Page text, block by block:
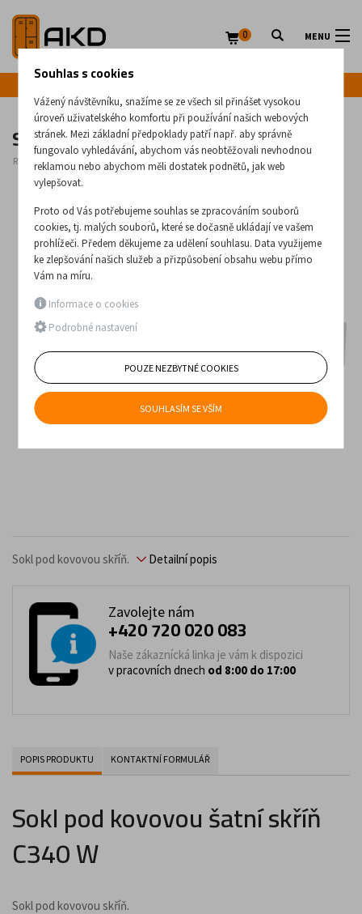
MENU
0
Sokl pod kovovou šatní skříň C340 W
Rozměry: 1200 x 450 (mm)
Sokl pod kovovou skříň. Detailní popis
Zavolejte nám
+420 720 020 083
Naše zákaznícká linka je vám k dispozici
v pracovních dnech od 8:00 do 17:00
POPIS PRODUKTU KONTAKTNÍ FORMULÁŘ
Sokl pod kovovou šatní skříň
C340 W
Sokl pod kovovou skříň.
Souhlas s cookies
Vážený návštěvníku, snažíme se ze všech sil přinášet vysokou
úroveň uživatelského komfortu při používání našich webových
stránek. Mezi základní předpoklady patří např. aby správně
fungovalo vyhledávání, abychom vás neobtěžovali nevhodnou
reklamou nebo abychom měli dostatek podnětů, jak web
vylepšovat.
Proto od Vás potřebujeme souhlas se zpracováním souborů
cookies, tj. malých souborů, které se dočasně ukládají ve vašem
prohlížeči. Předem děkujeme za udělení souhlasu. Data využijeme
ke zlepšování našich služeb a přizpůsobení obsahu webu přímo
Vám na míru.
Informace o cookies
Podrobné nastavení
POUZE NEZBYTNÉ COOKIES
SOUHLASÍM SE VŠÍM